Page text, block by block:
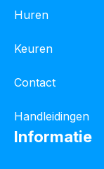
Huren
Keuren
Contact
Handleidingen
Informatie